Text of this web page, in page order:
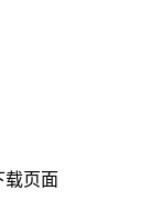
载页面